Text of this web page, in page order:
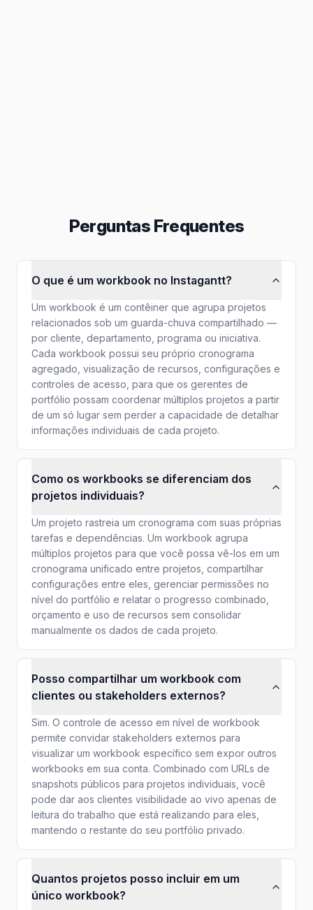
Perguntas Frequentes
O que é um workbook no Instagantt?
Um workbook é um contêiner que agrupa projetos
relacionados sob um guarda-chuva compartilhado —
por cliente, departamento, programa ou iniciativa.
Cada workbook possui seu próprio cronograma
agregado, visualização de recursos, configurações e
controles de acesso, para que os gerentes de
portfólio possam coordenar múltiplos projetos a partir
de um só lugar sem perder a capacidade de detalhar
informações individuais de cada projeto.
Como os workbooks se diferenciam dos
projetos individuais?
Um projeto rastreia um cronograma com suas próprias
tarefas e dependências. Um workbook agrupa
múltiplos projetos para que você possa vê-los em um
cronograma unificado entre projetos, compartilhar
configurações entre eles, gerenciar permissões no
nível do portfólio e relatar o progresso combinado,
orçamento e uso de recursos sem consolidar
manualmente os dados de cada projeto.
Posso compartilhar um workbook com
clientes ou stakeholders externos?
Sim. O controle de acesso em nível de workbook
permite convidar stakeholders externos para
visualizar um workbook específico sem expor outros
workbooks em sua conta. Combinado com URLs de
snapshots públicos para projetos individuais, você
pode dar aos clientes visibilidade ao vivo apenas de
leitura do trabalho que está realizando para eles,
mantendo o restante do seu portfólio privado.
Quantos projetos posso incluir em um
único workbook?